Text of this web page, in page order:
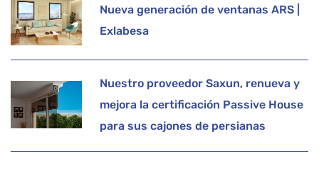
Nueva generación de ventanas ARS |
Exlabesa
Nuestro proveedor Saxun, renueva y
mejora la certificación Passive House
para sus cajones de persianas